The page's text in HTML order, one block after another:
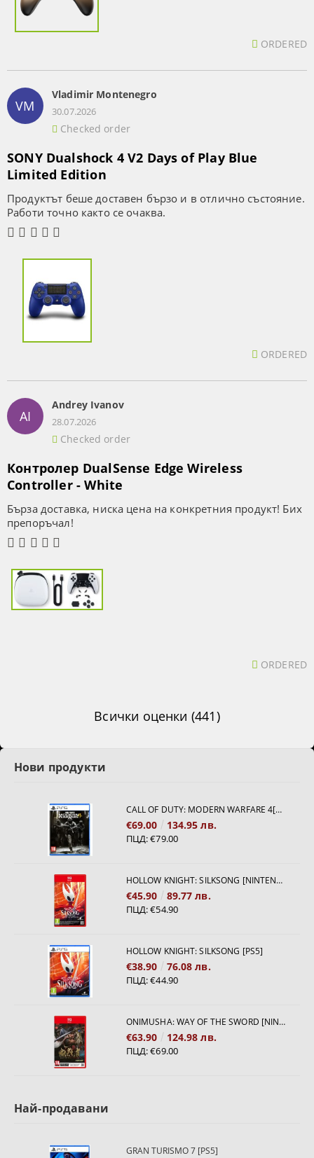
ORDERED
VM
Vladimir Montenegro
30.07.2026
Checked order
SONY Dualshock 4 V2 Days of Play Blue
Limited Edition
Продуктът беше доставен бързо и в отлично състояние.
Работи точно както се очаква.
ORDERED
AI
Andrey Ivanov
28.07.2026
Checked order
Контролер DualSense Edge Wireless
Controller - White
Бърза доставка, ниска цена на конкретния продукт! Бих
препоръчал!
ORDERED
Всички оценки (441)
Нови продукти
CALL OF DUTY: MODERN WARFARE 4[PS5]
€69.00 134.95 лв.
ПЦД:€79.00
HOLLOW KNIGHT: SILKSONG [NINTENDO SWITCH 2]
€45.90 89.77 лв.
ПЦД:€54.90
HOLLOW KNIGHT: SILKSONG [PS5]
€38.90 76.08 лв.
ПЦД:€44.90
ONIMUSHA: WAY OF THE SWORD [NINTENDO SWITCH 2]
€63.90 124.98 лв.
ПЦД:€69.00
Най-продавани
GRAN TURISMO 7 [PS5]